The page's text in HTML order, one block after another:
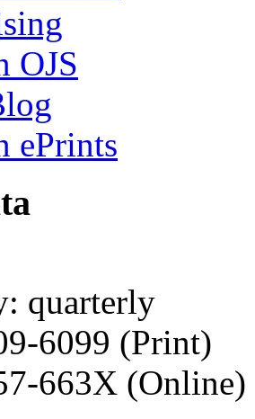
OJS
ePrints
quarterly
6099 (Print)
663X (Online)